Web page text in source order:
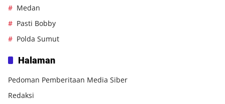
Medan
Pasti Bobby
Polda Sumut
Halaman
Pedoman Pemberitaan Media Siber
Redaksi